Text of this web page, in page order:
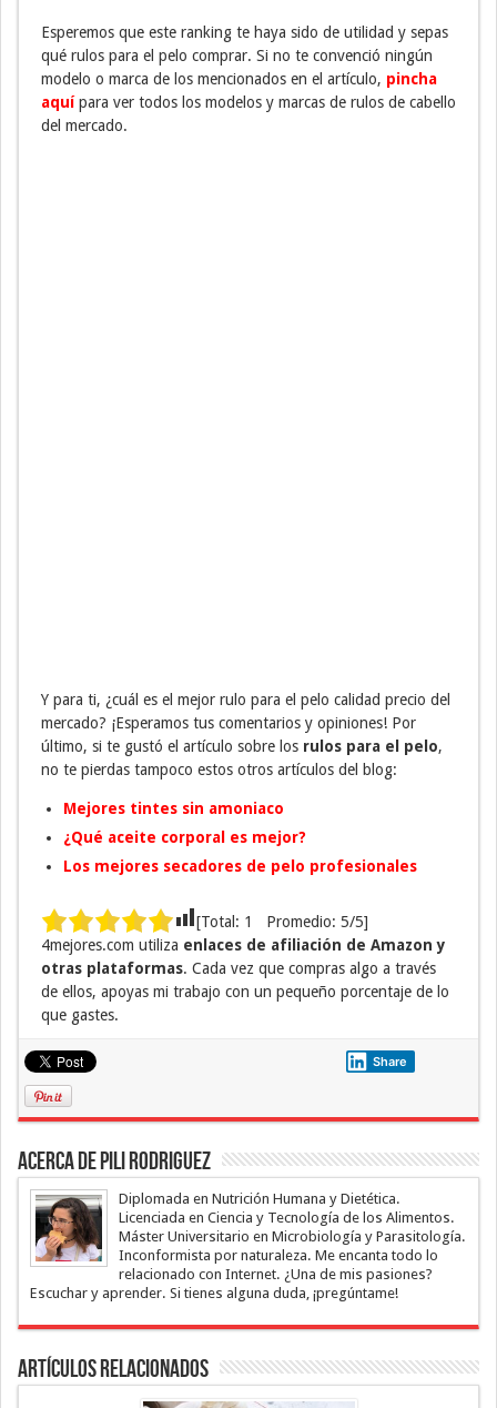
Esperemos que este ranking te haya sido de utilidad y sepas
qué rulos para el pelo comprar. Si no te convenció ningún
modelo o marca de los mencionados en el artículo, pincha
aquípara ver todos los modelos y marcas de rulos de cabello
del mercado.
Y para ti, ¿cuál es el mejor rulo para el pelo calidad precio del
mercado? ¡Esperamos tus comentarios y opiniones! Por
último, si te gustó el artículo sobre los rulos para el pelo,
no te pierdas tampoco estos otros artículos del blog:
Mejores tintes sin amoniaco
¿Qué aceite corporal es mejor?
Los mejores secadores de pelo profesionales
[Total: 1 Promedio: 5/5]
4mejores.com utiliza enlaces de afiliación de Amazon y
otras plataformas. Cada vez que compras algo a través
de ellos, apoyas mi trabajo con un pequeño porcentaje de lo
que gastes.
Share
Acerca de Pili Rodriguez
Diplomada en Nutrición Humana y Dietética.
Licenciada en Ciencia y Tecnología de los Alimentos.
Máster Universitario en Microbiología y Parasitología.
Inconformista por naturaleza. Me encanta todo lo
relacionado con Internet. ¿Una de mis pasiones?
Escuchar y aprender. Si tienes alguna duda, ¡pregúntame!
Artículos Relacionados